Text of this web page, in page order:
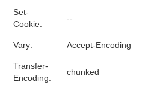
Set-
Cookie:
--
Vary: Accept-Encoding
Transfer-
Encoding:
chunked